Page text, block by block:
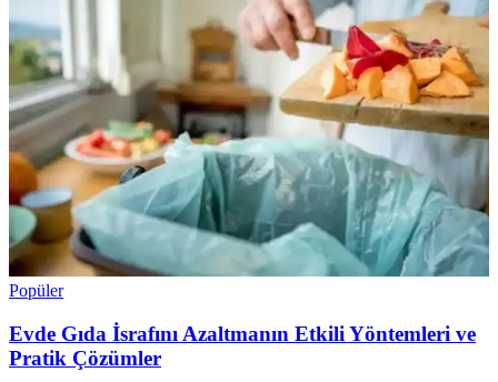
Popüler
Evde Gıda İsrafını Azaltmanın Etkili Yöntemleri ve
Pratik Çözümler